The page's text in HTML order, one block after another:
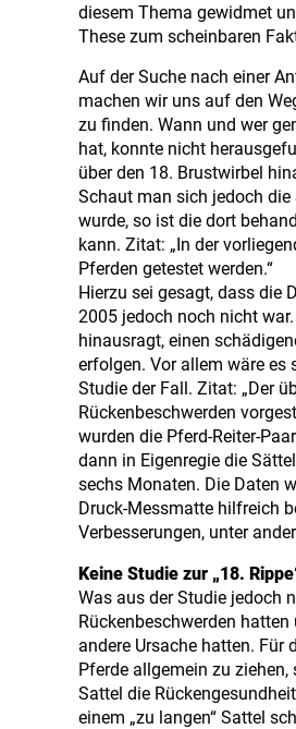
diesem Thema gewidmet
These zum scheinbaren
Auf der Suche nach einer
machen wir uns auf den
zu finden. Wann und wer
hat, konnte nicht
über den 18. Brustwirbel
Schaut man sich jedoch
wurde, so ist die dort
kann. Zitat: „In der
Pferden getestet werden.“
Hierzu sei gesagt, dass die
2005 jedoch noch nicht
hinausragt, einen
erfolgen. Vor allem wäre es
Studie der Fall. Zitat: „Der
Rückenbeschwerden
wurden die Pferd-Reiter-
dann in Eigenregie die
sechs Monaten. Die Daten
Druck-Messmatte hilfreich
Verbesserungen, unter
Keine Studie zur „18.
Was aus der Studie jedoch
Rückenbeschwerden
andere Ursache hatten. Für
Pferde allgemein zu
Sattel die
einem „zu langen“ Sattel